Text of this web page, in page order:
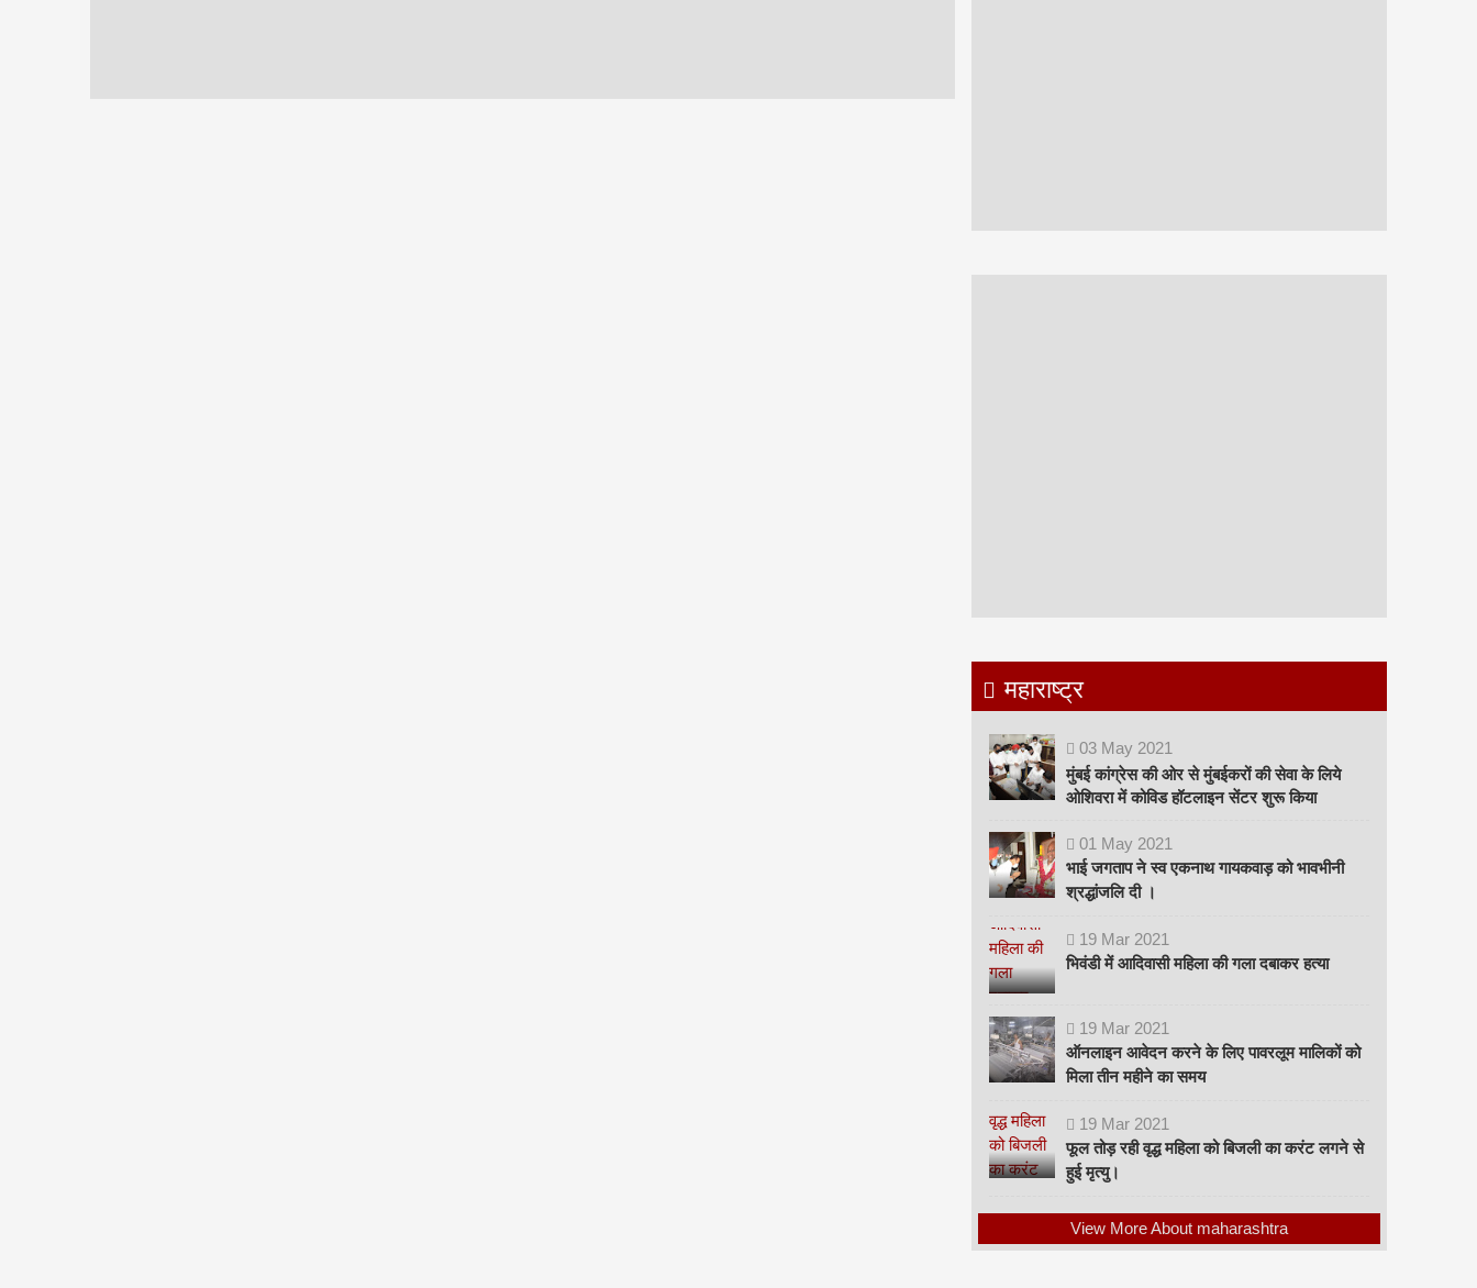
महाराष्ट्र
03 May 2021
मुंबई कांग्रेस की ओर से मुंबईकरों की सेवा के लिये
ओशिवरा में कोविड हॉटलाइन सेंटर शुरू किया
01 May 2021
भाई जगताप ने स्व एकनाथ गायकवाड़ को भावभीनी
श्रद्धांजलि दी ।
19 Mar 2021
भिवंडी में आदिवासी महिला की गला दबाकर हत्या
19 Mar 2021
ऑनलाइन आवेदन करने के लिए पावरलूम मालिकों को
मिला तीन महीने का समय
19 Mar 2021
फूल तोड़ रही वृद्ध महिला को बिजली का करंट लगने से
हुई मृत्यु।
View More About maharashtra